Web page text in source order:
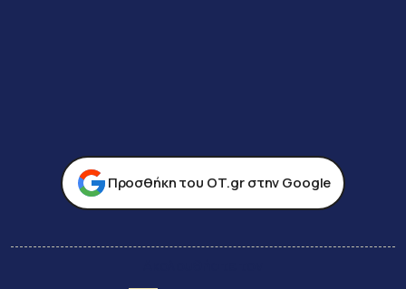
Προσθήκη του ΟΤ.gr στην Google